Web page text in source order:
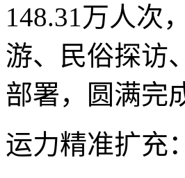
148.31万人次
游、民俗探访
部署，圆满完
运力精准扩充